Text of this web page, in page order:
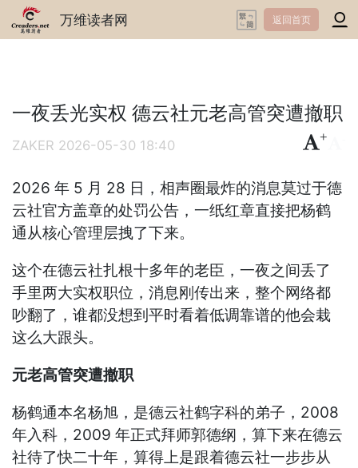
万维读者网 返回首页
一夜丢光实权 德云社元老高管突遭撤职
ZAKER 2026-05-30 18:40
+
2026 年 5 月 28 日，相声圈最炸的消息莫过于德
云社官方盖章的处罚公告，一纸红章直接把杨鹤
通从核心管理层拽了下来。
这个在德云社扎根十多年的老臣，一夜之间丢了
手里两大实权职位，消息刚传出来，整个网络都
吵翻了，谁都没想到平时看着低调靠谱的他会栽
这么大跟头。
元老高管突遭撤职
杨鹤通本名杨旭，是德云社鹤字科的弟子，2008
年入科，2009 年正式拜师郭德纲，算下来在德云
社待了快二十年，算得上是跟着德云社一步步从